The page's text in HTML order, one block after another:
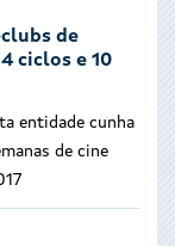
de
ciclos e 10
entidade cunha
de cine